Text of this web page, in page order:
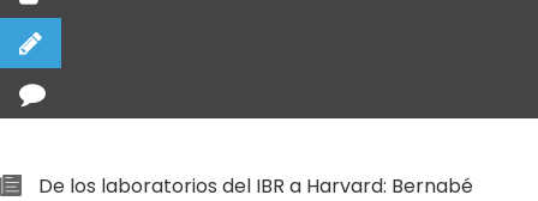
De los laboratorios del IBR a Harvard: Bernabé